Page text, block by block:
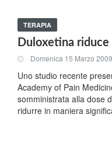
TERAPIA
Duloxetina
Domenica 15 Marzo 2009
Uno studio recente
Academy of Pain
somministrata alla dose
ridurre in maniera